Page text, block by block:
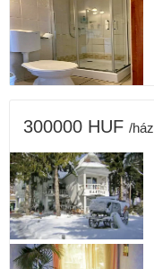
300000 HUF /ház